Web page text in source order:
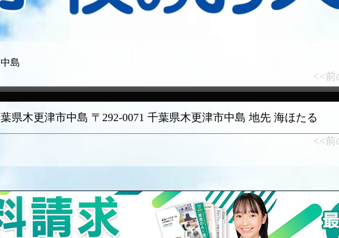
島
<<前
県木更津市中島 〒292-0071 千葉県木更津市中島 地先 海ほたる
<<前